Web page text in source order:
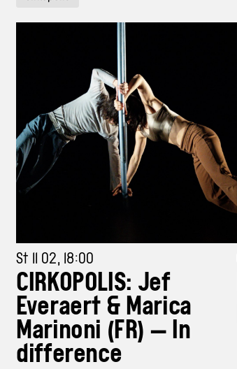
St 11 02, 18:00
CIRKOPOLIS: Jef
Everaert & Marica
Marinoni (FR) — In
difference